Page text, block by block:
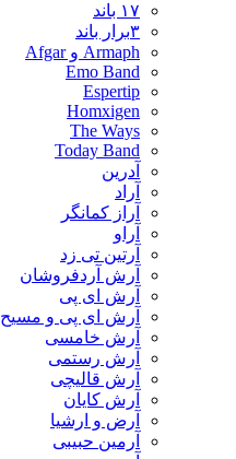
۱۷ باند
۳برار باند
Armaph و Afgar
Emo Band
Espertip
Homxigen
The Ways
Today Band
آدرین
آراد
آراز کمانگر
آراو
آرتین تی زد
آرش آردفروشان
آرش ای پی
آرش ای پی و مسیح
آرش خامسی
آرش رستمی
آرش قالیچی
آرش کایان
​آرض و ارشیا
آرمین حبیبی